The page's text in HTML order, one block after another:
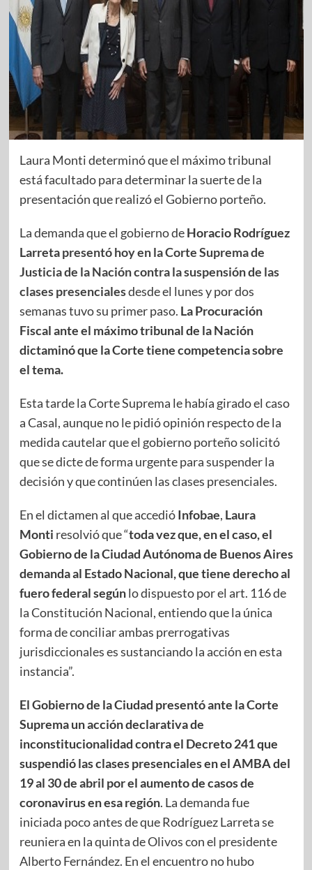
Laura Monti determinó que el máximo tribunal
está facultado para determinar la suerte de la
presentación que realizó el Gobierno porteño.
La demanda que el gobierno deHoracio Rodríguez
Larreta presentó hoy en la Corte Suprema de
Justicia de la Nación contra la suspensión de las
clases presencialesdesde el lunes y por dos
semanas tuvo su primer paso. La Procuración
Fiscal ante el máximo tribunal de la Nación
dictaminó que la Corte tiene competencia sobre
el tema.
Esta tarde la Corte Suprema le había girado el caso
a Casal, aunque no le pidió opinión respecto de la
medida cautelar que el gobierno porteño solicitó
que se dicte de forma urgente para suspender la
decisión y que continúen las clases presenciales.
En el dictamen al que accedióInfobae, Laura
Monti resolvió que “toda vez que, en el caso, el
Gobierno de la Ciudad Autónoma de Buenos Aires
demanda al Estado Nacional, que tiene derecho al
fuero federal segúnlo dispuesto por el art. 116 de
la Constitución Nacional, entiendo que la única
forma de conciliar ambas prerrogativas
jurisdiccionales es sustanciando la acción en esta
instancia”.
El Gobierno de la Ciudad presentó ante la Corte
Suprema un acción declarativa de
inconstitucionalidad contra el Decreto 241 que
suspendió las clases presenciales en el AMBA del
19 al 30 de abril por el aumento de casos de
coronavirus en esa región. La demanda fue
iniciada poco antes de que Rodríguez Larreta se
reuniera en la quinta de Olivos con el presidente
Alberto Fernández. En el encuentro no hubo